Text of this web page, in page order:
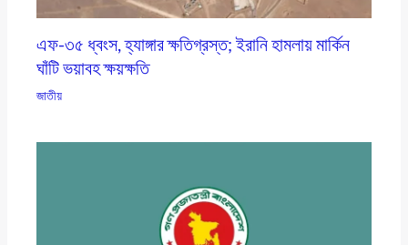
এফ-৩৫ ধ্বংস, হ্যাঙ্গার ক্ষতিগ্রস্ত; ইরানি হামলায় মার্কিন
ঘাঁটি ভয়াবহ ক্ষয়ক্ষতি
জাতীয়